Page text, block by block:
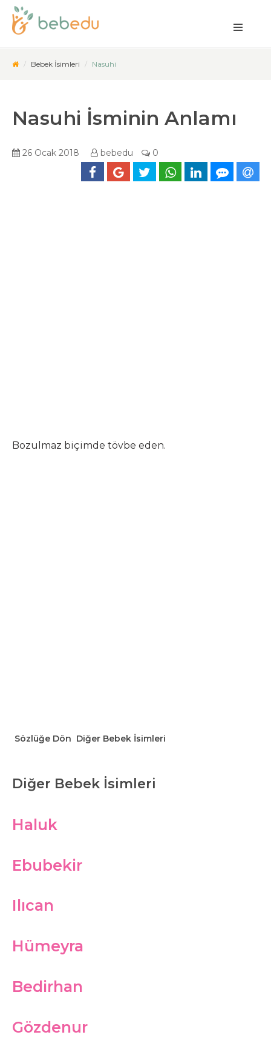
Bebek İsimleri Nasuhi
Nasuhi İsminin Anlamı
26 Ocak 2018 bebedu 0
Bozulmaz biçimde tövbe eden.
Sözlüğe Dön Diğer Bebek İsimleri
Diğer Bebek İsimleri
Haluk
Ebubekir
Ilıcan
Hümeyra
Bedirhan
Gözdenur